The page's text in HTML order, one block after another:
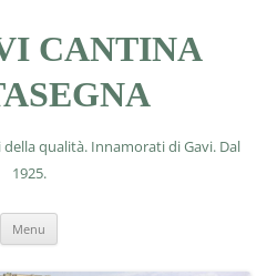
CANTINA
qualità. Innamorati di Gavi. Dal
1925.
Menu